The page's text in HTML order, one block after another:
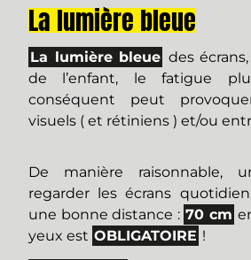
La lumière bleue
La lumière bleue des
de l’enfant, le fatigue
conséquent peut
visuels ( et rétiniens ) et/ou
De manière raisonnable,
regarder les écrans
une bonne distance : 70 cm
yeux est OBLIGATOIRE !